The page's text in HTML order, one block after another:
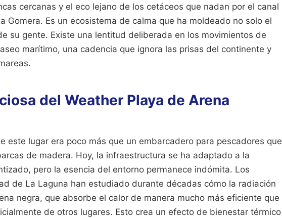
cercanas y el eco lejano de los cetáceos que nadan por el canal
Gomera. Es un ecosistema de calma que ha moldeado no solo el
su gente. Existe una lentitud deliberada en los movimientos de
marítimo, una cadencia que ignora las prisas del continente y
del Weather Playa de Arena
este lugar era poco más que un embarcadero para pescadores que
de madera. Hoy, la infraestructura se ha adaptado a la
pero la esencia del entorno permanece indómita. Los
de La Laguna han estudiado durante décadas cómo la radiación
negra, que absorbe el calor de manera mucho más eficiente que
de otros lugares. Esto crea un efecto de bienestar térmico